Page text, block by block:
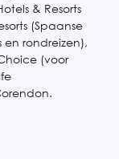
& Resorts
(Spaanse
en rondreizen),
(voor